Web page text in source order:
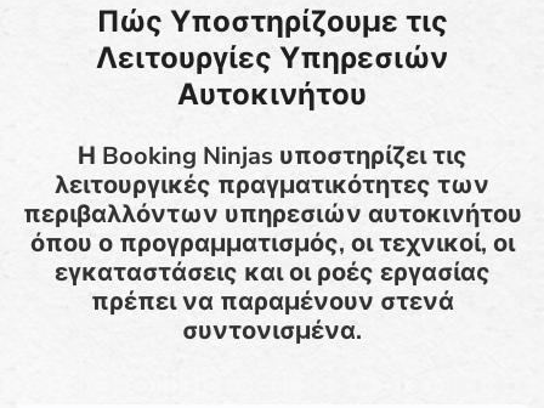
Πώς Υποστηρίζουμε τις
Λειτουργίες Υπηρεσιών
Αυτοκινήτου
Η Booking Ninjas υποστηρίζει τις
λειτουργικές πραγματικότητες των
περιβαλλόντων υπηρεσιών αυτοκινήτου
όπου ο προγραμματισμός, οι τεχνικοί, οι
εγκαταστάσεις και οι ροές εργασίας
πρέπει να παραμένουν στενά
συντονισμένα.